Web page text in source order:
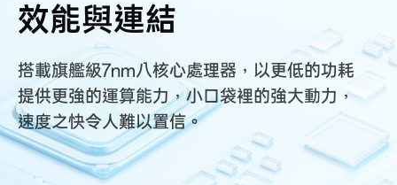
效能與連結
搭載旗艦級7nm八核心處理器，以更低的功耗
提供更強的運算能力，小口袋裡的強大動力，
速度之快令人難以置信。